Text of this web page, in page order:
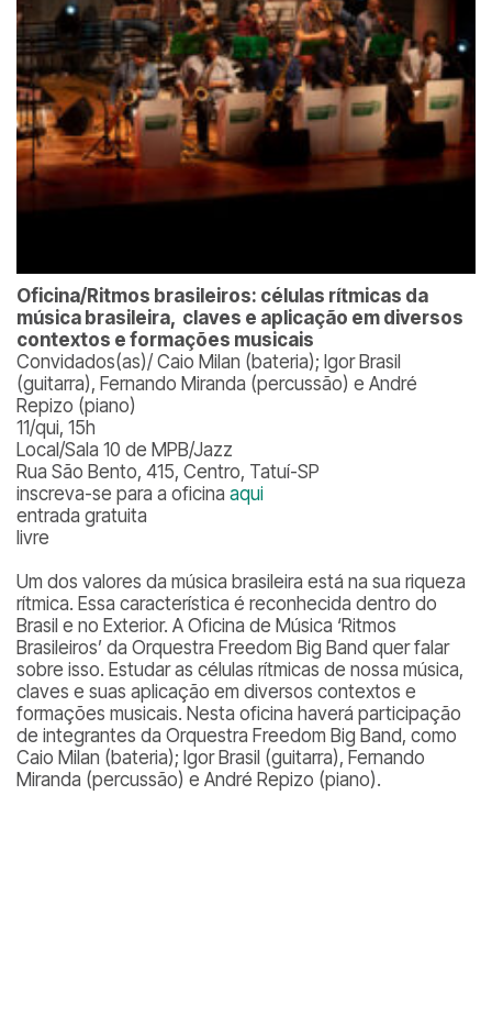
Oficina/Ritmos brasileiros: células rítmicas da
música brasileira, claves e aplicação em diversos
contextos e formações musicais
Convidados(as)/ Caio Milan (bateria); Igor Brasil
(guitarra), Fernando Miranda (percussão) e André
Repizo (piano)
11/qui, 15h
Local/Sala 10 de MPB/Jazz
Rua São Bento, 415, Centro, Tatuí-SP
inscreva-se para a oficina aqui
entrada gratuita
livre
Um dos valores da música brasileira está na sua riqueza
rítmica. Essa característica é reconhecida dentro do
Brasil e no Exterior. A Oficina de Música ‘Ritmos
Brasileiros’ da Orquestra Freedom Big Band quer falar
sobre isso. Estudar as células rítmicas de nossa música,
claves e suas aplicação em diversos contextos e
formações musicais. Nesta oficina haverá participação
de integrantes da Orquestra Freedom Big Band, como
Caio Milan (bateria); Igor Brasil (guitarra), Fernando
Miranda (percussão) e André Repizo (piano).